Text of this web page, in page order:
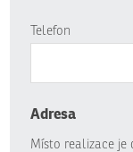
Telefon
Adresa
Místo realizace je